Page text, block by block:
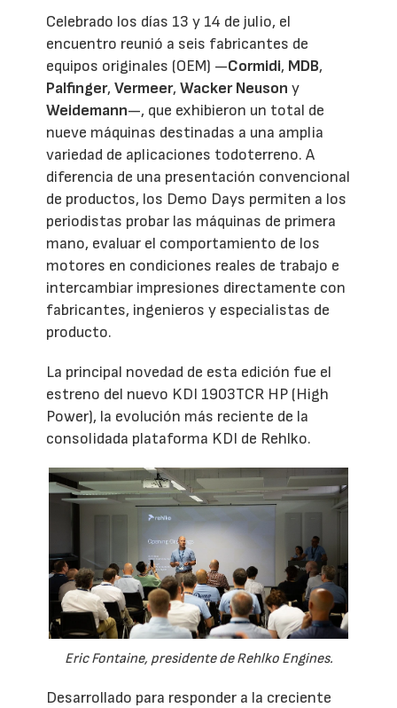
Celebrado los días 13 y 14 de julio, el
encuentro reunió a seis fabricantes de
equipos originales (OEM) —Cormidi, MDB,
Palfinger,Vermeer,Wacker Neuson y
Weidemann—, que exhibieron un total de
nueve máquinas destinadas a una amplia
variedad de aplicaciones todoterreno. A
diferencia de una presentación convencional
de productos, los Demo Days permiten a los
periodistas probar las máquinas de primera
mano, evaluar el comportamiento de los
motores en condiciones reales de trabajo e
intercambiar impresiones directamente con
fabricantes, ingenieros y especialistas de
producto.
La principal novedad de esta edición fue el
estreno del nuevo KDI 1903TCR HP (High
Power), la evolución más reciente de la
consolidada plataforma KDI de Rehlko.
Eric Fontaine, presidente de Rehlko Engines.
Desarrollado para responder a la creciente